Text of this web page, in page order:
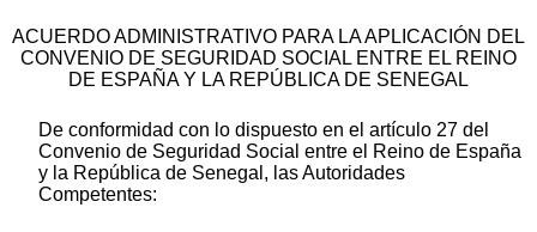
ACUERDO ADMINISTRATIVO PARA LA APLICACIÓN DEL
CONVENIO DE SEGURIDAD SOCIAL ENTRE EL REINO
DE ESPAÑA Y LA REPÚBLICA DE SENEGAL
De conformidad con lo dispuesto en el artículo 27 del
Convenio de Seguridad Social entre el Reino de España
y la República de Senegal, las Autoridades
Competentes: